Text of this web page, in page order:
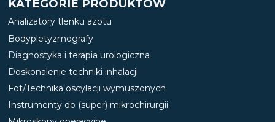
KATEGORIE PRODUKTÓW
Analizatory tlenku azotu
Bodypletyzmografy
Diagnostyka i terapia urologiczna
Doskonalenie techniki inhalacji
Fot/Technika oscylacji wymuszonych
Instrumenty do (super) mikrochirurgii